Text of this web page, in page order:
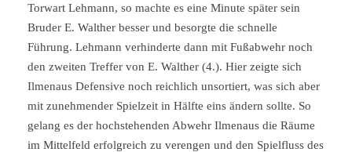
Torwart Lehmann, so machte es eine Minute später sein
Bruder E. Walther besser und besorgte die schnelle
Führung. Lehmann verhinderte dann mit Fußabwehr noch
den zweiten Treffer von E. Walther (4.). Hier zeigte sich
Ilmenaus Defensive noch reichlich unsortiert, was sich aber
mit zunehmender Spielzeit in Hälfte eins ändern sollte. So
gelang es der hochstehenden Abwehr Ilmenaus die Räume
im Mittelfeld erfolgreich zu verengen und den Spielfluss des